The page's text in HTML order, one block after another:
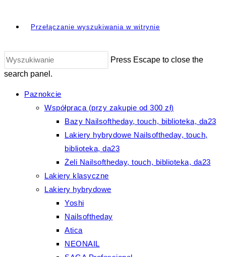
Przełączanie wyszukiwania w witrynie
Press Escape to close the
search panel.
Paznokcie
Współpraca (przy zakupie od 300 zł)
Bazy Nailsoftheday, touch, biblioteka, da23
Lakiery hybrydowe Nailsoftheday, touch,
biblioteka, da23
Żeli Nailsoftheday, touch, biblioteka, da23
Lakiery klasyczne
Lakiery hybrydowe
Yoshi
Nailsoftheday
Atica
NEONAIL